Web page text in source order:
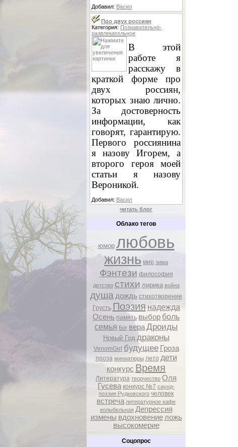
Добавил: Васил
Про двух россиян
Категория: Познавательно-
развлекательное
В этой
работе я
расскажу в
краткой форме про
двух россиян,
которых знаю лично.
За достоверность
информации, как
говорят, гарантирую.
Первого россиянина
я назову Игорем, а
второго героя моей
статьи я назову
Вероникой.
Добавил: Васил
читать блог
Облако тегов
юмор любовь
жизнь мир зима
Фэнтези философия
детство стихи лирика война
душа дождь стихотворение
Грусть Поэзия надежда
Осень память выбор боль
семья Бог вераДроиды
Новый Год драконы
VenomGirl будущее Гроза
проза миниатюры лето дети
конкурс Время
Литература творчество Оля
Гусева конкурс №7 саунд-
поэзия Рудковского человек
встреча литературное кафе
колыбельная Депрессия
измены вдохновение ложь
высокомерие
Соцопрос